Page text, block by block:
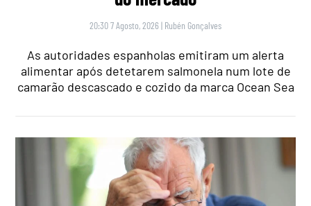
20:30 7 Agosto, 2026 | Rubén Gonçalves
As autoridades espanholas emitiram um alerta
alimentar após detetarem salmonela num lote de
camarão descascado e cozido da marca Ocean Sea